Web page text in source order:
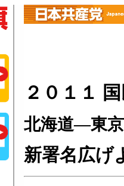
２０１１
北海道―東
新署名広げ